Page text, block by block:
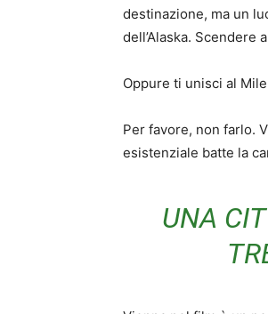
destinazione, ma un
dell’Alaska. Scendere
Oppure ti unisci al
Per favore, non farlo.
esistenziale batte la
UNA